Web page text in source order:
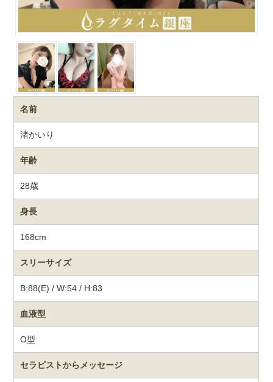
名前
渚かいり
年齢
28歳
身長
168cm
スリーサイズ
B:88(E) / W:54 / H:83
血液型
O型
セラピストから メッセージ